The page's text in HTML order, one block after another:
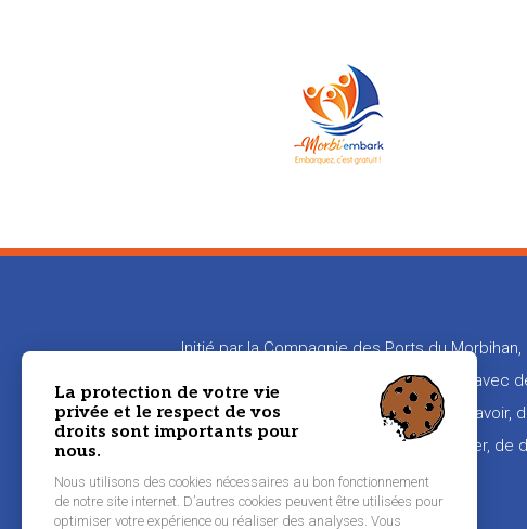
Initié par la Compagnie des Ports du
en relation les propriétaires de bateaux avec
aux propriétaires de transmettre leur savoir,
naviguer,
Pied Inscription équipier
La protection de votre vie
privée et le respect de vos
droits sont importants pour
nous.
Nous utilisons des cookies nécessaires au bon fonctionnement
de notre site internet. D’autres cookies peuvent être utilisées pour
optimiser votre expérience ou réaliser des analyses. Vous